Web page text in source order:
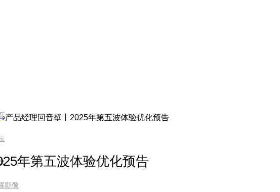
影像
›产品经理回音壁丨2025年第五波体验优化预告
年第五波体验优化预告